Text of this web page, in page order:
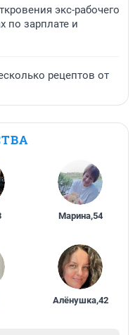
экс-рабочего
по зарплате и
рецептов от
Марина,54
Алёнушка,42